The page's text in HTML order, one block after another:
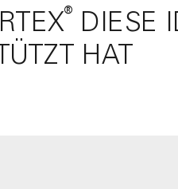
® DIESE
HAT